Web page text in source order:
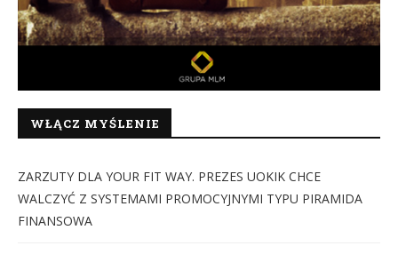
WŁĄCZ MYŚLENIE
ZARZUTY DLA YOUR FIT WAY. PREZES UOKIK CHCE
WALCZYĆ Z SYSTEMAMI PROMOCYJNYMI TYPU PIRAMIDA
FINANSOWA